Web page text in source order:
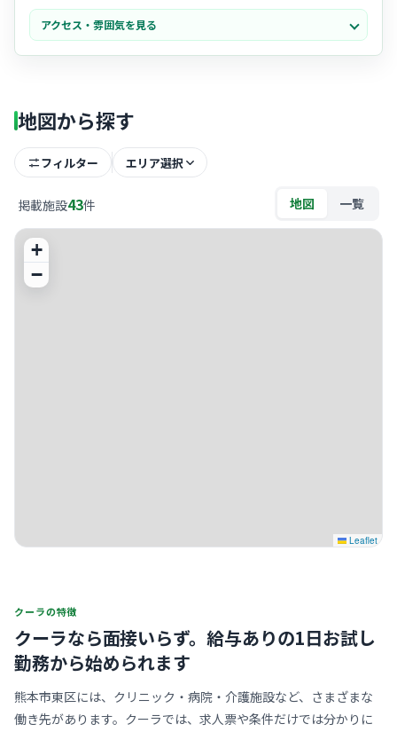
・多職種チームの連携が非常にスムーズで、困ったときはお互いに助
け合える温かい職場文化が根付いています。
・リニューアルされた清潔感のある空間で、趣味の講座や食事など利
アクセス・雰囲気を見る
地図から探す
フィルター エリア選択
掲載施設43件 地図 一覧
+
−
Leaflet
クーラの特徴
クーラなら面接いらず。 給与ありの1日お試し
勤務から始められます
熊本市東区には、クリニック・病院・介護施設など、さまざまな
働き先があります。クーラでは、求人票や条件だけでは分かりに